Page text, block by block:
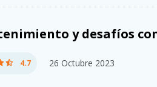
y desafíos
4.7 26 Octubre 2023